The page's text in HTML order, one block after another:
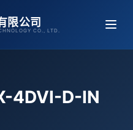
限公司
CO., LTD.
4DVI-D-IN